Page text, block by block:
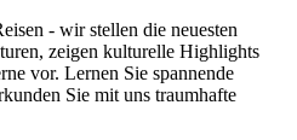
- wir stellen die neuesten
zeigen kulturelle Highlights
vor. Lernen Sie spannende
Sie mit uns traumhafte